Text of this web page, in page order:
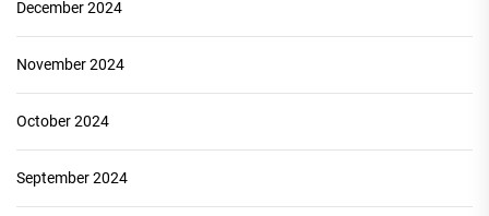
December 2024
November 2024
October 2024
September 2024